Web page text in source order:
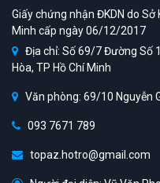
Giấy chứng nhận ĐKDN do
Minh cấp ngày 06/12/2017
Địa chỉ: Số 69/7 Đường Số
Hòa, TP Hồ Chí Minh
Văn phòng: 69/10 Nguyễn
093 7671 789
topaz.hotro@gmail.com